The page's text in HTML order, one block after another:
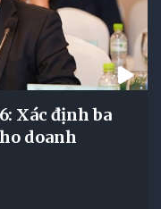
Xác định ba
doanh